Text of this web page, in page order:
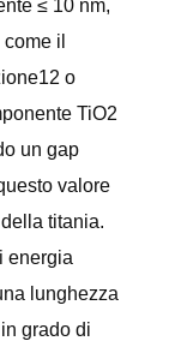
≤ 10 nm,
il
o
TiO2
un gap
valore
titania.
energia
lunghezza
grado di